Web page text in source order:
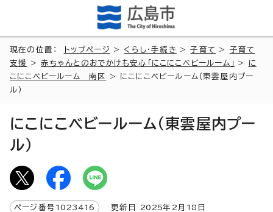
現在の位置： トップページ > くらし・手続き >子育て > 子育て
支援
>赤ちゃんとのおでかけも安心「にこにこベビールーム」 >
に
こにこベビールーム 南区
> にこにこベビールーム（東雲屋内プー
ル）
にこにこベビールーム（東雲屋内プー
ル）
ページ番号 1023416 更新日 2025年2月 18 日